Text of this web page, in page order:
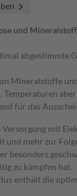
und
Mineralstoffe
Temperaturen
für das
mit
und mehr zur
besonders
zu kämpfen hat.
enthält die